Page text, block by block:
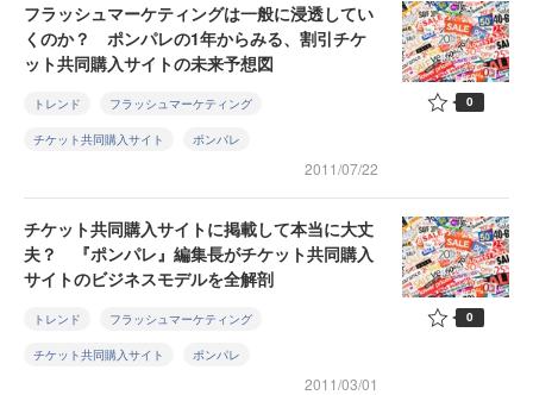
フラッシュマーケティングは一般に浸透してい
くのか？ ポンパレの1年からみる、割引チケ
ット共同購入サイトの未来予想図
トレンド フラッシュマーケティング
チケット共同購入サイト ポンパレ
2011/07/22
0
チケット共同購入サイトに掲載して本当に大丈
夫？ 『ポンパレ』編集長がチケット共同購入
サイトのビジネスモデルを全解剖
トレンド フラッシュマーケティング
チケット共同購入サイト ポンパレ
2011/03/01
0